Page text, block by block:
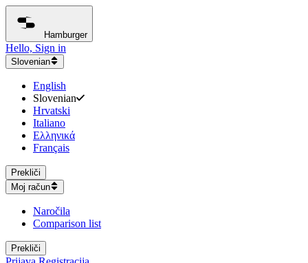
Hamburger
Hello, Sign in
Slovenian
English
Slovenian
Hrvatski
Italiano
Ελληνικά
Français
Prekliči
Moj račun
Naročila
Comparison list
Prekliči